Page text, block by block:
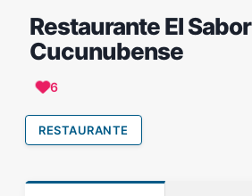
Restaurante El Sabor
Cucunubense
6
RESTAURANTE